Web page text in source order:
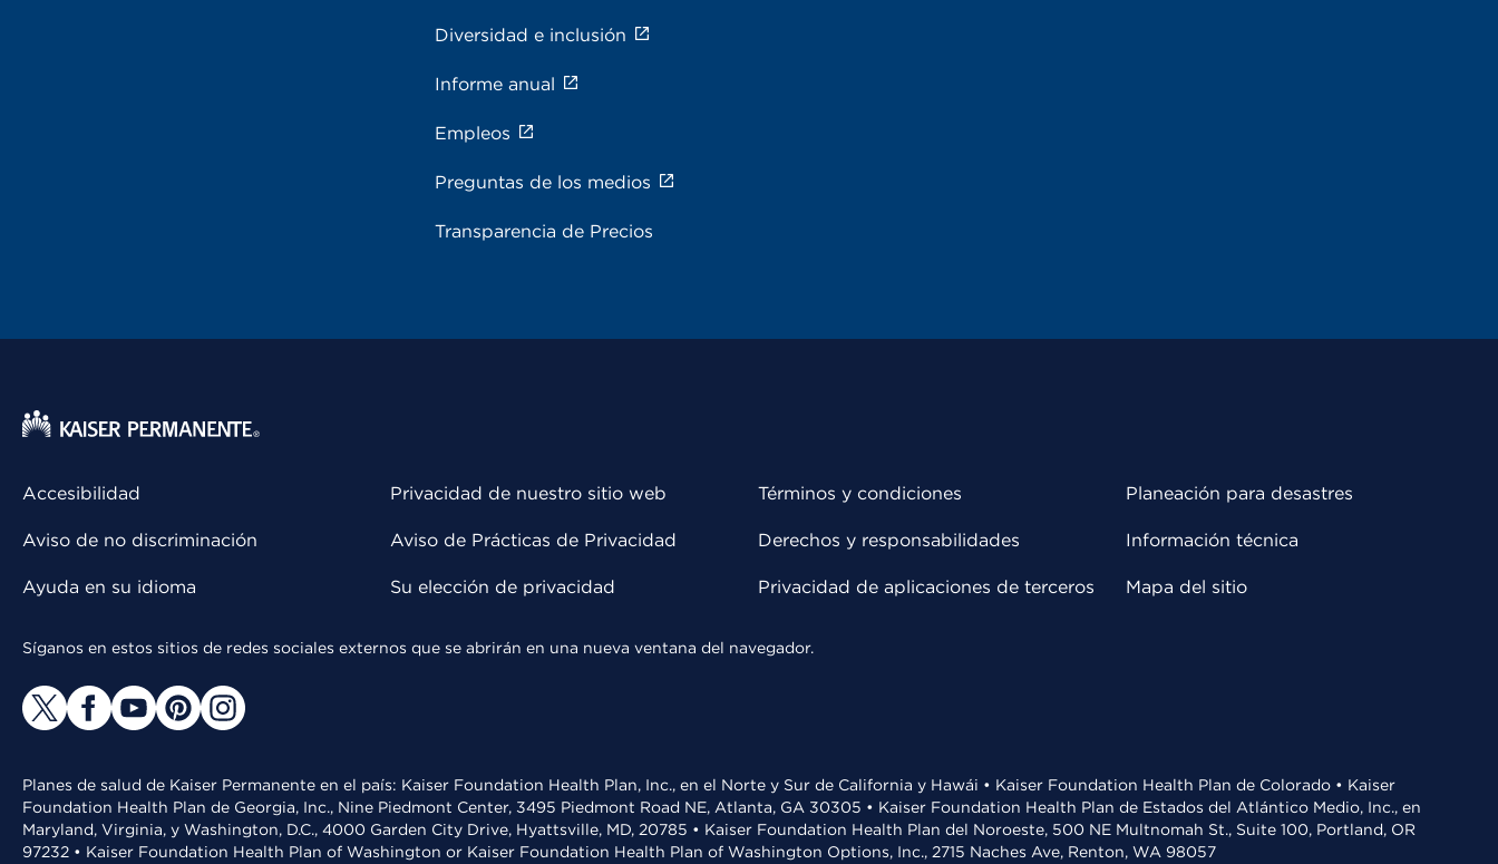
Diversidad e inclusión
Informe anual
Empleos
Preguntas de los medios
Transparencia de Precios
Accesibilidad
Aviso de no discriminación
Ayuda en su idioma
Privacidad de nuestro sitio web
Aviso de Prácticas de Privacidad
Su elección de privacidad
Términos y condiciones
Derechos y responsabilidades
Privacidad de aplicaciones de terceros
Planeación para desastres
Información técnica
Mapa del sitio
Síganos en estos sitios de redes sociales externos que se abrirán en una nueva ventana del navegador.
Planes de salud de Kaiser Permanente en el país: Kaiser Foundation Health Plan, Inc., en el Norte y Sur de California y Hawái • Kaiser Foundation Health Plan de Colorado • Kaiser
Foundation Health Plan de Georgia, Inc., Nine Piedmont Center, 3495 Piedmont Road NE, Atlanta, GA 30305 • Kaiser Foundation Health Plan de Estados del Atlántico Medio, Inc., en
Maryland, Virginia, y Washington, D.C., 4000 Garden City Drive, Hyattsville, MD, 20785 • Kaiser Foundation Health Plan del Noroeste, 500 NE Multnomah St., Suite 100, Portland, OR
97232 • Kaiser Foundation Health Plan of Washington or Kaiser Foundation Health Plan of Washington Options, Inc., 2715 Naches Ave, Renton, WA 98057